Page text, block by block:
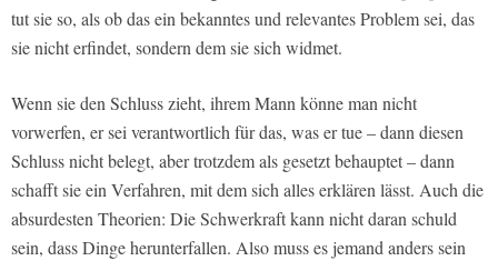
tut sie so, als ob das ein bekanntes und relevantes Problem sei, das
sie nicht erfindet, sondern dem sie sich widmet.
Wenn sie den Schluss zieht, ihrem Mann könne man nicht
vorwerfen, er sei verantwortlich für das, was er tue – dann diesen
Schluss nicht belegt, aber trotzdem als gesetzt behauptet – dann
schafft sie ein Verfahren, mit dem sich alles erklären lässt. Auch die
absurdesten Theorien: Die Schwerkraft kann nicht daran schuld
sein, dass Dinge herunterfallen. Also muss es jemand anders sein